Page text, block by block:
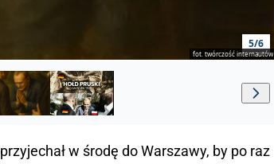
5/6
fot. twórczość internautów
przyjechał w środę do Warszawy, by po raz